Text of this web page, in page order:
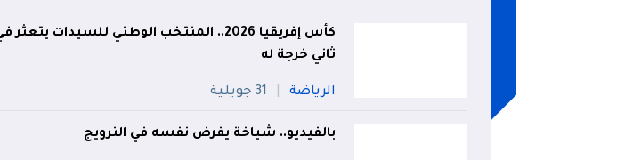
كأس إفريقيا 2026.. المنتخب الوطني للسيدات يتعثر
ثاني خرجة له
الرياضة 31 جويلية
بالفيديو.. شياخة يفرض نفسه في النرويج